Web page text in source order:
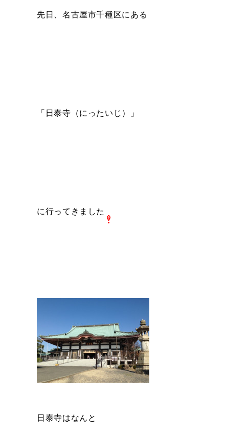
先日、名古屋市千種区にある
「日泰寺（にったいじ）」
に行ってきました
日泰寺はなんと